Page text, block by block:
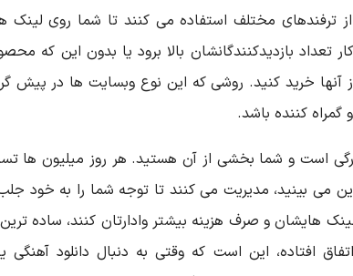
ترفندهای مختلف استفاده می کنند تا شما روی لینک
تعداد بازدیدکنندگانشان بالا برود یا بدون این که
آنها خرید کنید. روشی که این نوع وبسایت ها در پیش
گمراه کننده باشد.
بزرگی است و شما بخشی از آن هستید. هر روز میلیون ها
می بینید، مدیریت می کنند تا توجه شما را به خود
هایشان و صرف هزینه بیشتر وادارتان کنند، ساده
افتاده، این است که وقتی به دنبال دانلود آهنگی